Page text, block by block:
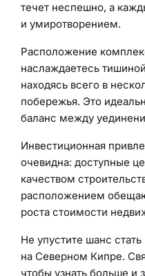
течет неспешно, а
и умиротворением.
Расположение
наслаждаетесь
находясь всего в
побережья. Это
баланс между
Инвестиционная
очевидна: доступные
качеством
расположением
роста стоимости
Не упустите шанс
на Северном Кипре.
чтобы узнать больше и